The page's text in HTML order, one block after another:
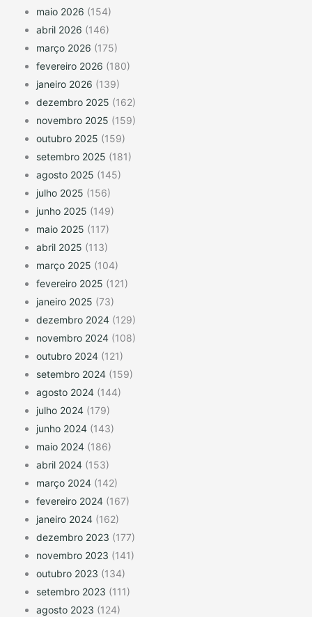
maio 2026 (154)
abril 2026 (146)
março 2026 (175)
fevereiro 2026 (180)
janeiro 2026 (139)
dezembro 2025 (162)
novembro 2025 (159)
outubro 2025 (159)
setembro 2025 (181)
agosto 2025 (145)
julho 2025 (156)
junho 2025 (149)
maio 2025 (117)
abril 2025 (113)
março 2025 (104)
fevereiro 2025 (121)
janeiro 2025 (73)
dezembro 2024 (129)
novembro 2024 (108)
outubro 2024 (121)
setembro 2024 (159)
agosto 2024 (144)
julho 2024 (179)
junho 2024 (143)
maio 2024 (186)
abril 2024 (153)
março 2024 (142)
fevereiro 2024 (167)
janeiro 2024 (162)
dezembro 2023 (177)
novembro 2023 (141)
outubro 2023 (134)
setembro 2023 (111)
agosto 2023 (124)